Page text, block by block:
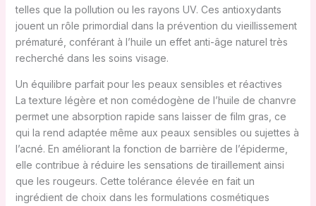
telles que la pollution ou les rayons UV. Ces antioxydants
jouent un rôle primordial dans la prévention du vieillissement
prématuré, conférant à l’huile un effet anti-âge naturel très
recherché dans les soins visage.
Un équilibre parfait pour les peaux sensibles et réactives
La texture légère et non comédogène de l’huile de chanvre
permet une absorption rapide sans laisser de film gras, ce
qui la rend adaptée même aux peaux sensibles ou sujettes à
l’acné. En améliorant la fonction de barrière de l’épiderme,
elle contribue à réduire les sensations de tiraillement ainsi
que les rougeurs. Cette tolérance élevée en fait un
ingrédient de choix dans les formulations cosmétiques